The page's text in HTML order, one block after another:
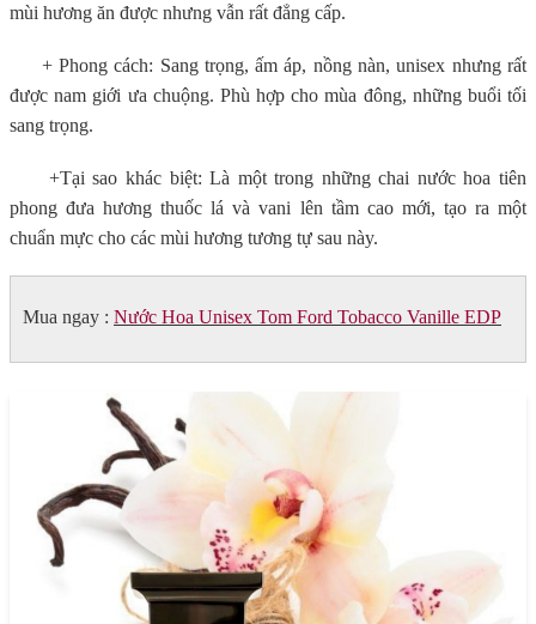
mùi hương ăn được nhưng vẫn rất đẳng cấp.
+ Phong cách: Sang trọng, ấm áp, nồng nàn, unisex nhưng rất
được nam giới ưa chuộng. Phù hợp cho mùa đông, những buổi tối
sang trọng.
+Tại sao khác biệt: Là một trong những chai nước hoa tiên
phong đưa hương thuốc lá và vani lên tầm cao mới, tạo ra một
chuẩn mực cho các mùi hương tương tự sau này.
Mua ngay : Nước Hoa Unisex Tom Ford Tobacco Vanille EDP